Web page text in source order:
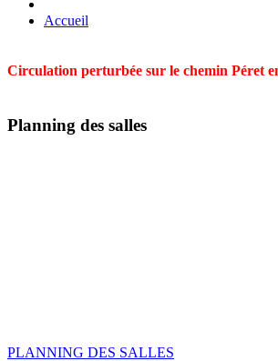
Accueil
Circulation perturbée sur le chemin Péret
Planning des salles
PLANNING DES SALLES